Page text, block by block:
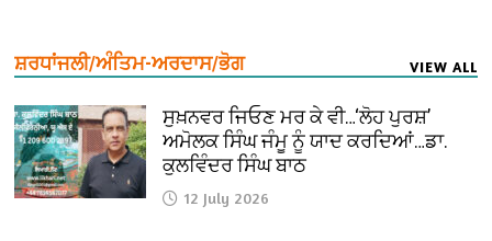
ਸ਼ਰਧਾਂਜਲੀ/ਅੰਤਿਮ-ਅਰਦਾਸ/ਭੋਗ VIEW ALL
ਸੁਖ਼ਨਵਰ ਜਿਓਣ ਮਰ ਕੇ ਵੀ…‘ਲੋਹ ਪੁਰਸ਼’
ਅਮੋਲਕ ਸਿੰਘ ਜੰਮੂ ਨੂੰ ਯਾਦ ਕਰਦਿਆਂ…ਡਾ.
ਕੁਲਵਿੰਦਰ ਸਿੰਘ ਬਾਠ
12 July 2026